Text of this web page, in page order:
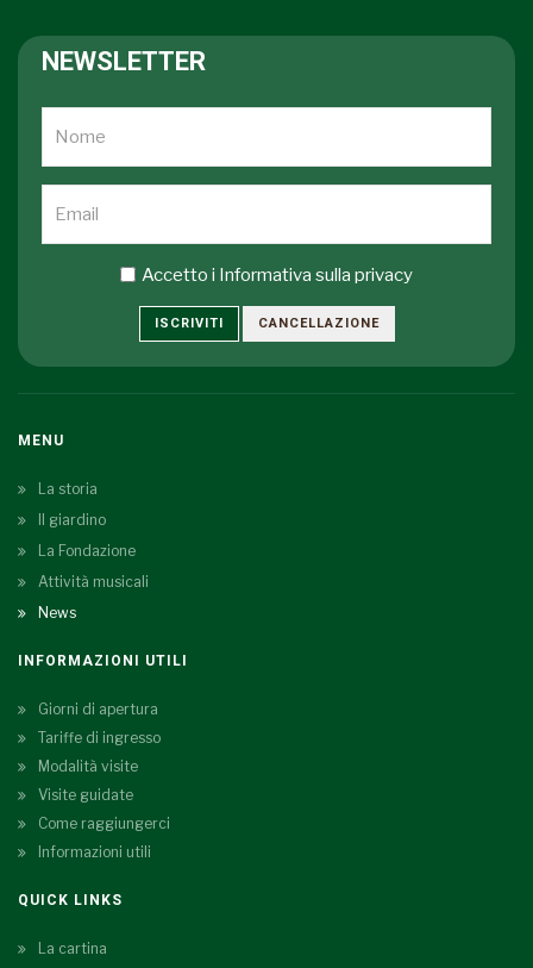
NEWSLETTER
Accetto i Informativa sulla privacy
ISCRIVITI CANCELLAZIONE
MENU
La storia
Il giardino
La Fondazione
Attività musicali
News
INFORMAZIONI UTILI
Giorni di apertura
Tariffe di ingresso
Modalità visite
Visite guidate
Come raggiungerci
Informazioni utili
QUICK LINKS
La cartina